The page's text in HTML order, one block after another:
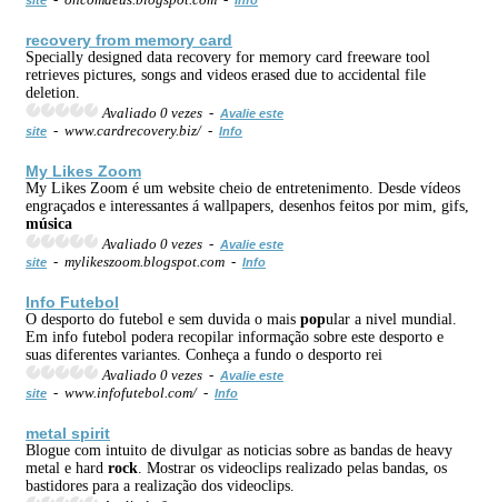
recovery from memory card
Specially designed data recovery for memory card freeware tool
retrieves pictures, songs and videos erased due to accidental file
deletion.
Avaliado 0 vezes - Avalie este
site - www.cardrecovery.biz/ - Info
My Likes Zoom
My Likes Zoom é um website cheio de entretenimento. Desde vídeos
engraçados e interessantes á wallpapers, desenhos feitos por mim, gifs,
música
Avaliado 0 vezes - Avalie este
site - mylikeszoom.blogspot.com - Info
Info Futebol
O desporto do futebol e sem duvida o mais popular a nivel mundial.
Em info futebol podera recopilar informação sobre este desporto e
suas diferentes variantes. Conheça a fundo o desporto rei
Avaliado 0 vezes - Avalie este
site - www.infofutebol.com/ - Info
metal spirit
Blogue com intuito de divulgar as noticias sobre as bandas de heavy
metal e hard rock . Mostrar os videoclips realizado pelas bandas, os
bastidores para a realização dos videoclips.